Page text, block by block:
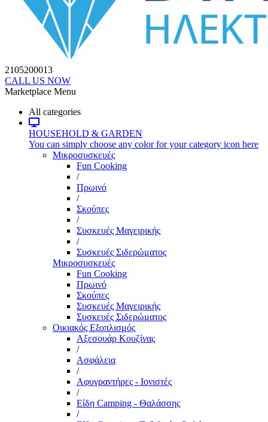
2105200013
CALL US NOW
Marketplace Menu
All categories
HOUSEHOLD & GARDEN
You can simply choose any color for your category icon here
Μικροσυσκευές
Fun Cooking
/
Πρωινό
/
Σκούπες
/
Συσκευές Μαγειρικής
/
Συσκευές Σιδερώματος
Μικροσυσκευές
Fun Cooking
Πρωινό
Σκούπες
Συσκευές Μαγειρικής
Συσκευές Σιδερώματος
Οικιακός Εξοπλισμός
Αξεσουάρ Κουζίνας
/
Ασφάλεια
/
Αφυγραντήρες - Ιονιστές
/
Είδη Camping - Θαλάσσης
/